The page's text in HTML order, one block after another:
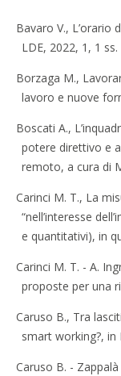
Bavaro V., L’orario
LDE, 2022, 1, 1 ss.
Borzaga M.,
lavoro e nuove
Boscati A.,
potere direttivo e
remoto, a cura di
Carinci M. T., La
“nell’interesse
e quantitativi), in
Carinci M. T. - A.
proposte per una
Caruso B., Tra
smart working?, in
Caruso B. -